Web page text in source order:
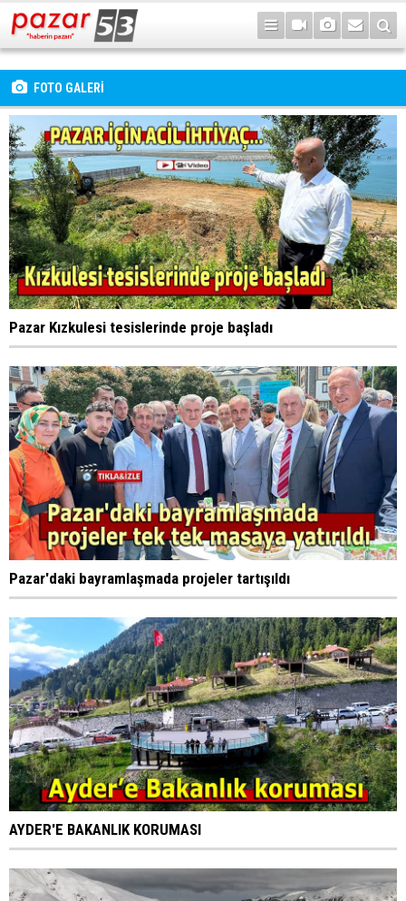
FOTO GALERİ
Pazar Kızkulesi tesislerinde proje başladı
Pazar'daki bayramlaşmada projeler tartışıldı
AYDER'E BAKANLIK KORUMASI